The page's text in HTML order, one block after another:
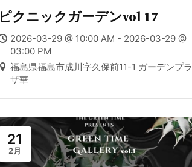
ピクニックガーデンvol 17
2026-03-29 @ 10:00 AM - 2026-03-29 @
03:00 PM
福島県福島市成川字久保前11-1 ガーデンプラ
ザ華
21
2月